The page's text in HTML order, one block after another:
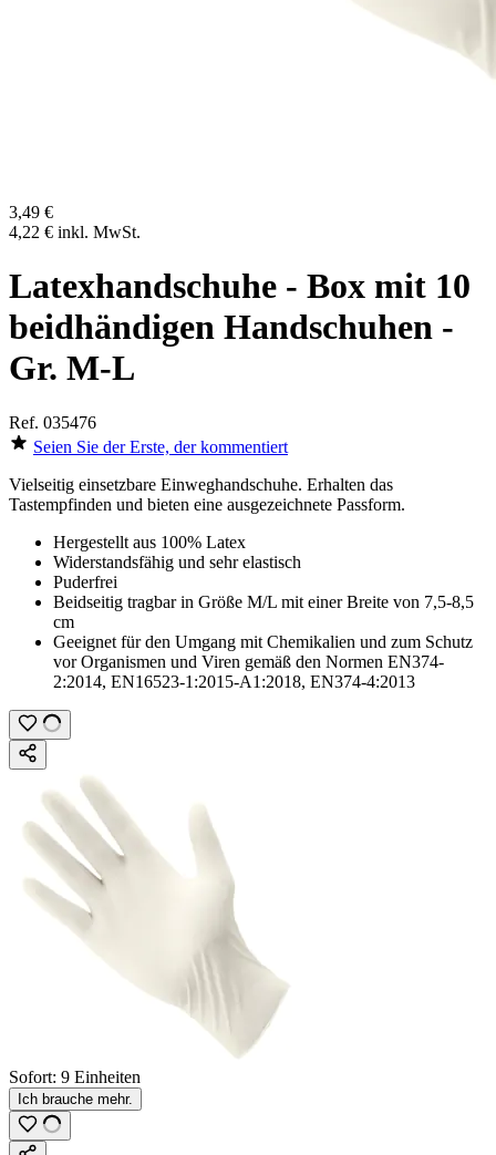
3,49 €
4,22 € inkl. MwSt.
Latexhandschuhe - Box mit 10
beidhändigen Handschuhen -
Gr. M-L
Ref. 035476
Seien Sie der Erste, der kommentiert
Vielseitig einsetzbare Einweghandschuhe. Erhalten das
Tastempfinden und bieten eine ausgezeichnete Passform.
Hergestellt aus 100% Latex
Widerstandsfähig und sehr elastisch
Puderfrei
Beidseitig tragbar in Größe M/L mit einer Breite von 7,5-8,5
cm
Geeignet für den Umgang mit Chemikalien und zum Schutz
vor Organismen und Viren gemäß den Normen EN374-
2:2014, EN16523-1:2015-A1:2018, EN374-4:2013
Sofort: 9 Einheiten
Ich brauche mehr.